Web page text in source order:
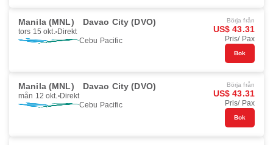
Manila (MNL) Davao City (DVO)
tors 15 okt. Direkt
Cebu Pacific
Börja från
US$ 43.31
Pris/ Pax
Bok
Manila (MNL) Davao City (DVO)
mån 12 okt. Direkt
Cebu Pacific
Börja från
US$ 43.31
Pris/ Pax
Bok